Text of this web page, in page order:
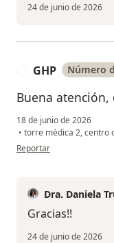
24 de junio de 2026
GHP Número
Buena
18 de junio de 2026
• torre médica 2, centro
en opinión del usuario GHP
Reportar
Dra. Daniela
Gracias!!
24 de junio de 2026